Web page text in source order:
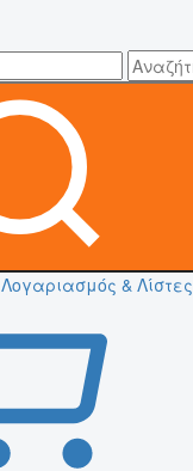
Λογαριασμός & Λίστες